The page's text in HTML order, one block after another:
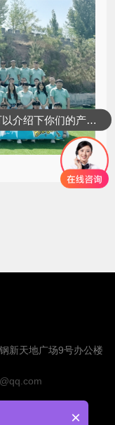
新天地广场9号办公楼
可以介绍下你们的产品么？
×